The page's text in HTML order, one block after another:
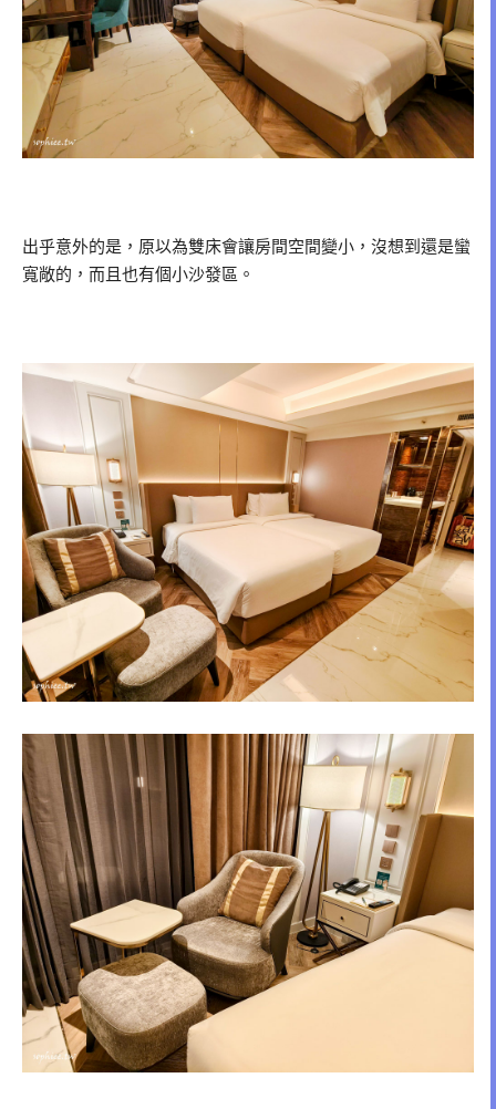
出乎意外的是，原以為雙床會讓房間空間變小，沒想到還是蠻
寬敞的，而且也有個小沙發區。